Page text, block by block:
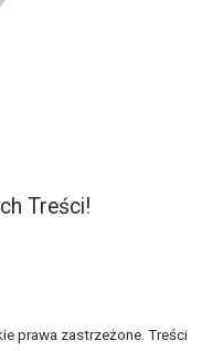
Treści!
prawa zastrzeżone. Treści